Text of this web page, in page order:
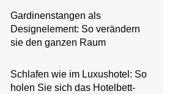
Gardinenstangen als
Designelement: So verändern
sie den ganzen Raum
Schlafen wie im Luxushotel: So
holen Sie sich das Hotelbett-